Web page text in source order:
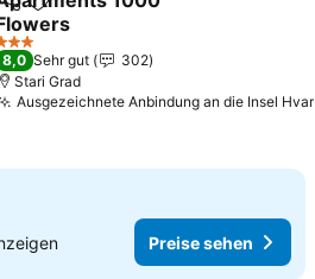
Zu Favoriten hinzufügen
sehen
Sterne
8,0 Sehr gut
302
Stari Grad
Ausgezeichnete Anbindung an die Insel Hvar
Preise sehen